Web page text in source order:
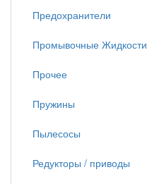
Предохранители
Промывочные Жидкости
Прочее
Пружины
Пылесосы
Редукторы / приводы